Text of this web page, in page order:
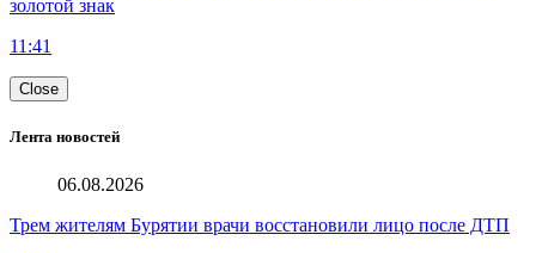
золотой знак
11:41
Close
Лента новостей
06.08.2026
Трем жителям Бурятии врачи восстановили лицо после ДТП